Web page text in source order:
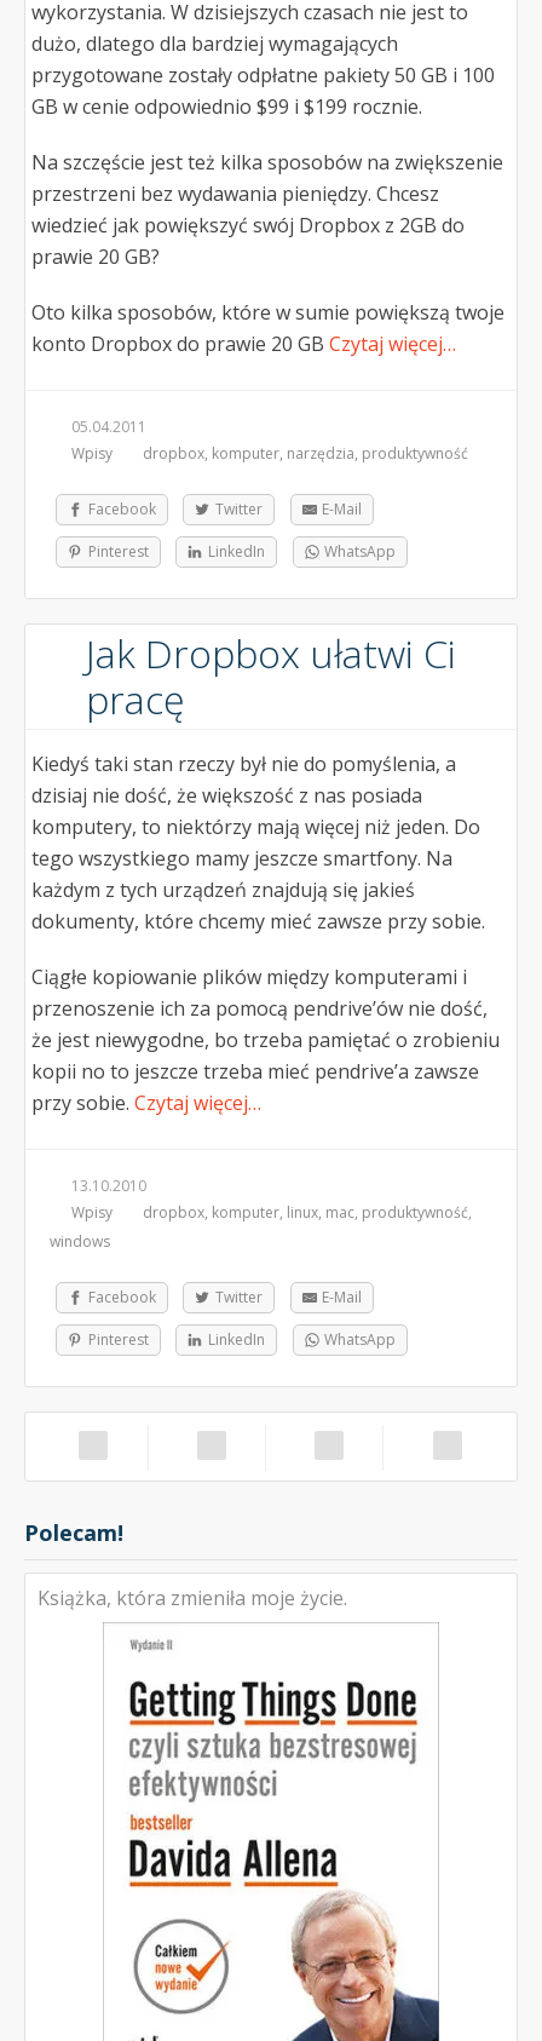
wykorzystania. W dzisiejszych czasach nie jest to
dużo, dlatego dla bardziej wymagających
przygotowane zostały odpłatne pakiety 50 GB i 100
GB w cenie odpowiednio $99 i $199 rocznie.
Na szczęście jest też kilka sposobów na zwiększenie
przestrzeni bez wydawania pieniędzy. Chcesz
wiedzieć jak powiększyć swój Dropbox z 2GB do
prawie 20 GB?
Oto kilka sposobów, które w sumie powiększą twoje
konto Dropbox do prawie 20 GB Czytaj więcej…
05.04.2011
Wpisy
dropbox, komputer, narzędzia, produktywność
Facebook Twitter E-Mail
Pinterest LinkedIn WhatsApp
Jak Dropbox ułatwi Ci
pracę
Kiedyś taki stan rzeczy był nie do pomyślenia, a
dzisiaj nie dość, że większość z nas posiada
komputery, to niektórzy mają więcej niż jeden. Do
tego wszystkiego mamy jeszcze smartfony. Na
każdym z tych urządzeń znajdują się jakieś
dokumenty, które chcemy mieć zawsze przy sobie.
Ciągłe kopiowanie plików między komputerami i
przenoszenie ich za pomocą pendrive’ów nie dość,
że jest niewygodne, bo trzeba pamiętać o zrobieniu
kopii no to jeszcze trzeba mieć pendrive’a zawsze
przy sobie. Czytaj więcej…
13.10.2010
Wpisy
dropbox, komputer, linux, mac, produktywność,
windows
Facebook Twitter E-Mail
Pinterest LinkedIn WhatsApp
Polecam!
Książka, która zmieniła moje życie.